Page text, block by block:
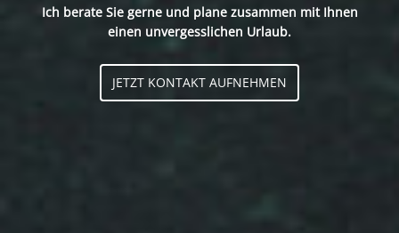
Ich berate Sie gerne und plane zusammen mit Ihnen
einen unvergesslichen Urlaub.
JETZT KONTAKT AUFNEHMEN